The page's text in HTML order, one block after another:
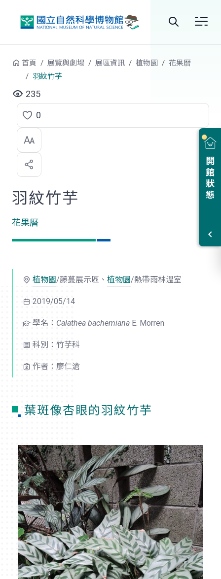
站
開館狀態
首頁 展覽與劇場 展區資訊 植物園
花果曆
羽紋竹芋
235
點
選
喜
歡
0
羽紋竹芋
花果曆
植物園/藤蔓展示區、 植物園/熱帶雨林溫室
2019/05/14
學名： Calathea bachemiana E. Morren
科別：竹芋科
作者：廖仁滄
葉斑像杏眼的羽紋竹芋